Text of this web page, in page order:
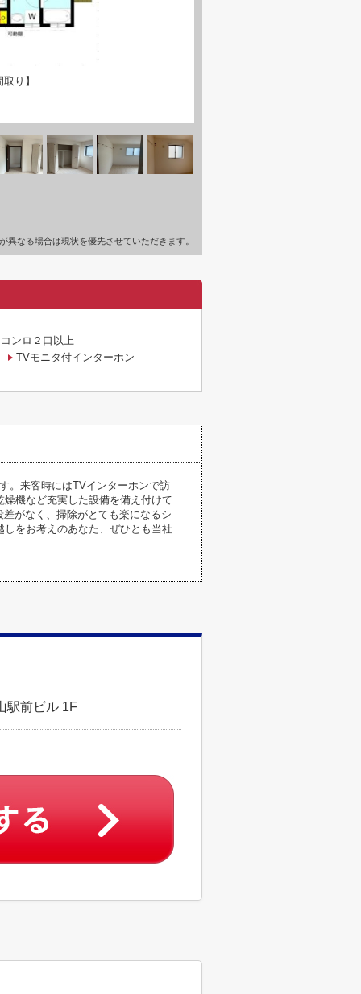
り】
なる場合は現状を優先させていただきます。
コンロ２口以上
TVモニタ付インターホン
。来客時にはTVインターホンで訪
機など充実した設備を備え付けて
がなく、掃除がとても楽になるシ
をお考えのあなた、ぜひとも当社
駅前ビル 1F